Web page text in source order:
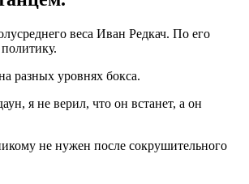
веса Иван Редкач. По его
разных уровнях бокса.
я не верил, что он встанет, а он
не нужен после сокрушительного